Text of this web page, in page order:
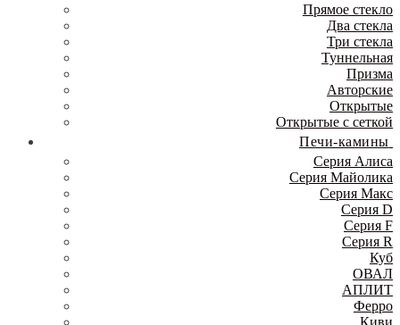
Прямое стекло
Два стекла
Три стекла
Туннельная
Призма
Авторские
Открытые
Открытые с сеткой
Печи-камины
Серия Алиса
Серия Майолика
Серия Макс
Серия D
Серия F
Серия R
Куб
ОВАЛ
АПЛИТ
Ферро
Киви